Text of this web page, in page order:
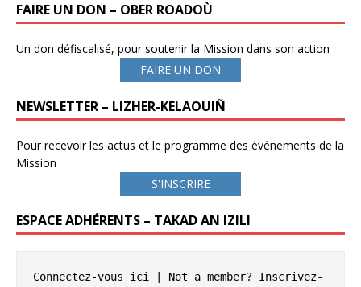
FAIRE UN DON – OBER ROADOÙ
Un don défiscalisé, pour soutenir la Mission dans son action
FAIRE UN DON
NEWSLETTER – LIZHER-KELAOUIÑ
Pour recevoir les actus et le programme des événements de la
Mission
S'INSCRIRE
ESPACE ADHÉRENTS – TAKAD AN IZILI
Connectez-vous ici | Not a member? Inscrivez-